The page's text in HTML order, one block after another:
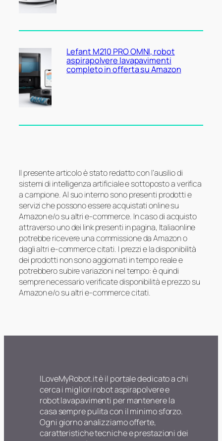
Lefant M210 PRO OMNI, robot
aspirapolvere lavapavimenti
completo in offerta su Amazon
Il presente articolo è stato redatto con l’ausilio di
sistemi di intelligenza artificiale e sottoposto a verifica
a campione. Al suo interno sono presenti prodotti e
servizi che possono essere acquistati online su
Amazon e/o su altri e-commerce. In caso di acquisto
attraverso uno dei link presenti in pagina, Italiaonline
potrebbe ricevere una commissione da Amazon o
dagli altri e-commerce citati. I prezzi e la disponibilità
dei prodotti non sono aggiornati in tempo reale e
potrebbero subire variazioni nel tempo: è quindi
sempre necessario verificate disponibilità e prezzo su
Amazon e/o su altri e-commerce citati.
ILoveMyRobot.it è il portale dedicato a chi
cerca i migliori robot aspirapolvere e
robot lavapavimenti per mantenere la
casa sempre pulita con il minimo sforzo.
Ogni giorno analizziamo offerte,
caratteristiche tecniche e prestazioni dei